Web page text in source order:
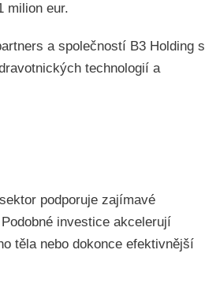
milion eur.
a společností B3 Holding s
technologií a
podporuje zajímavé
investice akcelerují
těla nebo dokonce efektivnější